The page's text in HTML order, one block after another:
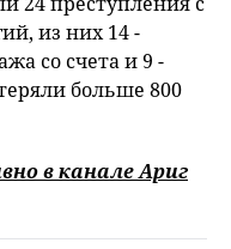
из них 14 -
со счета и 9 -
больше 800
в канале Ариг